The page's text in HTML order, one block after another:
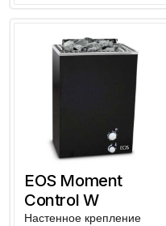
EOS Moment
Control W
Настенное крепление